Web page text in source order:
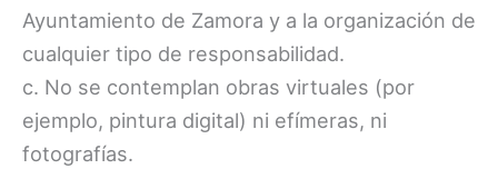
Ayuntamiento de Zamora y a la organización de
cualquier tipo de responsabilidad.
c. No se contemplan obras virtuales (por
ejemplo, pintura digital) ni efímeras, ni
fotografías.